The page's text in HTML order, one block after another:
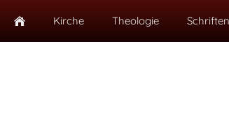
Kirche Theologie Schriften